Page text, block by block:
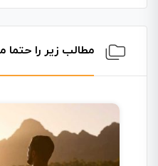
مطالب زیر را حتما